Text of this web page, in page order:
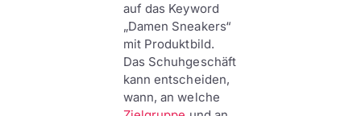
auf das Keyword
„Damen Sneakers“
mit Produktbild.
Das Schuhgeschäft
kann entscheiden,
wann, an welche